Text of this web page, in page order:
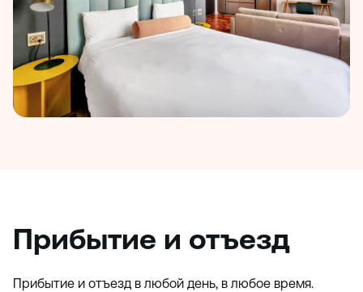
Прибытие и отъезд
Прибытие и отъезд в любой день, в любое время.